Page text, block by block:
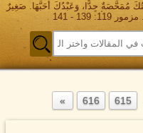
مُمَحَّصَةٌ جِدًّا، وَعَبْدُكَ أَحَبَّهَا. صَغِيرٌ
139 - 141
615
616